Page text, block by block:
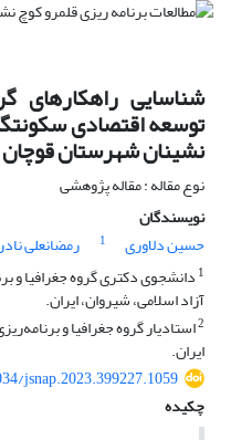
شناسایی راهکارهای
نشینان شهرستان قوچان
نوع مقاله : مقاله پژوهشی
نویسندگان
حسین دلاوری
1 رمضانعلی
1 دانشجوی دکتری گروه جغرافیا و
آزاد اسلامی، شیروان، ایران.
2استادیار گروه جغرافیا و
ایران.
jsnap.2023.399227.1059
چکیده